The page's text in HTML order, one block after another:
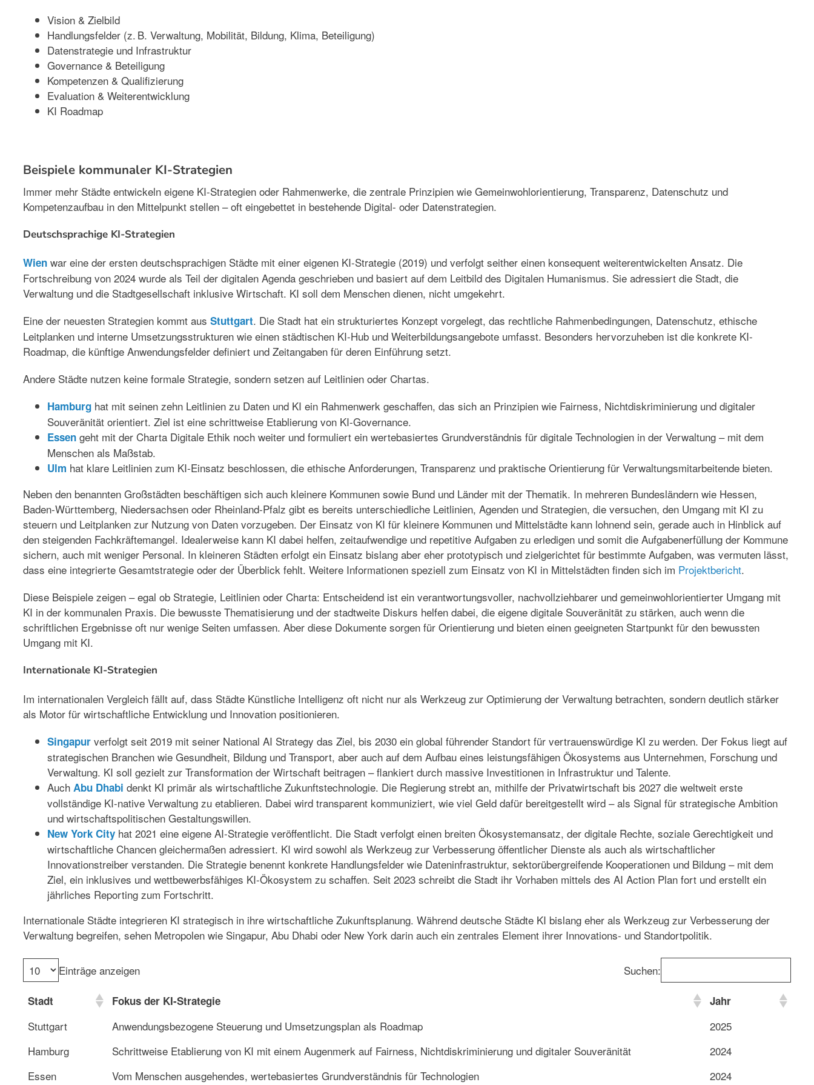
Vision & Zielbild
Handlungsfelder (z. B. Verwaltung, Mobilität, Bildung, Klima, Beteiligung)
Datenstrategie und Infrastruktur
Governance & Beteiligung
Kompetenzen & Qualifizierung
Evaluation & Weiterentwicklung
KI Roadmap
Beispiele kommunaler KI-Strategien
Immer mehr Städte entwickeln eigene KI-Strategien oder Rahmenwerke, die zentrale Prinzipien wie Gemeinwohlorientierung, Transparenz, Datenschutz und
Kompetenzaufbau in den Mittelpunkt stellen – oft eingebettet in bestehende Digital- oder Datenstrategien.
Deutschsprachige KI-Strategien
Wien war eine der ersten deutschsprachigen Städte mit einer eigenen KI-Strategie (2019) und verfolgt seither einen konsequent weiterentwickelten Ansatz. Die
Fortschreibung von 2024 wurde als Teil der digitalen Agenda geschrieben und basiert auf dem Leitbild des Digitalen Humanismus. Sie adressiert die Stadt, die
Verwaltung und die Stadtgesellschaft inklusive Wirtschaft. KI soll dem Menschen dienen, nicht umgekehrt.
Eine der neuesten Strategien kommt aus Stuttgart. Die Stadt hat ein strukturiertes Konzept vorgelegt, das rechtliche Rahmenbedingungen, Datenschutz, ethische
Leitplanken und interne Umsetzungsstrukturen wie einen städtischen KI-Hub und Weiterbildungsangebote umfasst. Besonders hervorzuheben ist die konkrete KI-
Roadmap, die künftige Anwendungsfelder definiert und Zeitangaben für deren Einführung setzt.
Andere Städte nutzen keine formale Strategie, sondern setzen auf Leitlinien oder Chartas.
Hamburg hat mit seinen zehn Leitlinien zu Daten und KI ein Rahmenwerk geschaffen, das sich an Prinzipien wie Fairness, Nichtdiskriminierung und digitaler
Souveränität orientiert. Ziel ist eine schrittweise Etablierung von KI-Governance.
Essen geht mit der Charta Digitale Ethik noch weiter und formuliert ein wertebasiertes Grundverständnis für digitale Technologien in der Verwaltung – mit dem
Menschen als Maßstab.
Ulm hat klare Leitlinien zum KI-Einsatz beschlossen, die ethische Anforderungen, Transparenz und praktische Orientierung für Verwaltungsmitarbeitende bieten.
Neben den benannten Großstädten beschäftigen sich auch kleinere Kommunen sowie Bund und Länder mit der Thematik. In mehreren Bundesländern wie Hessen,
Baden-Württemberg, Niedersachsen oder Rheinland-Pfalz gibt es bereits unterschiedliche Leitlinien, Agenden und Strategien, die versuchen, den Umgang mit KI zu
steuern und Leitplanken zur Nutzung von Daten vorzugeben. Der Einsatz von KI für kleinere Kommunen und Mittelstädte kann lohnend sein, gerade auch in Hinblick auf
den steigenden Fachkräftemangel. Idealerweise kann KI dabei helfen, zeitaufwendige und repetitive Aufgaben zu erledigen und somit die Aufgabenerfüllung der Kommune
sichern, auch mit weniger Personal. In kleineren Städten erfolgt ein Einsatz bislang aber eher prototypisch und zielgerichtet für bestimmte Aufgaben, was vermuten lässt,
dass eine integrierte Gesamtstrategie oder der Überblick fehlt. Weitere Informationen speziell zum Einsatz von KI in Mittelstädten finden sich im Projektbericht.
Diese Beispiele zeigen – egal ob Strategie, Leitlinien oder Charta: Entscheidend ist ein verantwortungsvoller, nachvollziehbarer und gemeinwohlorientierter Umgang mit
KI in der kommunalen Praxis. Die bewusste Thematisierung und der stadtweite Diskurs helfen dabei, die eigene digitale Souveränität zu stärken, auch wenn die
schriftlichen Ergebnisse oft nur wenige Seiten umfassen. Aber diese Dokumente sorgen für Orientierung und bieten einen geeigneten Startpunkt für den bewussten
Umgang mit KI.
Internationale KI-Strategien
Im internationalen Vergleich fällt auf, dass Städte Künstliche Intelligenz oft nicht nur als Werkzeug zur Optimierung der Verwaltung betrachten, sondern deutlich stärker
als Motor für wirtschaftliche Entwicklung und Innovation positionieren.
Singapur verfolgt seit 2019 mit seiner National AI Strategy das Ziel, bis 2030 ein global führender Standort für vertrauenswürdige KI zu werden. Der Fokus liegt auf
strategischen Branchen wie Gesundheit, Bildung und Transport, aber auch auf dem Aufbau eines leistungsfähigen Ökosystems aus Unternehmen, Forschung und
Verwaltung. KI soll gezielt zur Transformation der Wirtschaft beitragen – flankiert durch massive Investitionen in Infrastruktur und Talente.
Auch Abu Dhabi denkt KI primär als wirtschaftliche Zukunftstechnologie. Die Regierung strebt an, mithilfe der Privatwirtschaft bis 2027 die weltweit erste
vollständige KI-native Verwaltung zu etablieren. Dabei wird transparent kommuniziert, wie viel Geld dafür bereitgestellt wird – als Signal für strategische Ambition
und wirtschaftspolitischen Gestaltungswillen.
New York City hat 2021 eine eigene AI-Strategie veröffentlicht. Die Stadt verfolgt einen breiten Ökosystemansatz, der digitale Rechte, soziale Gerechtigkeit und
wirtschaftliche Chancen gleichermaßen adressiert. KI wird sowohl als Werkzeug zur Verbesserung öffentlicher Dienste als auch als wirtschaftlicher
Innovationstreiber verstanden. Die Strategie benennt konkrete Handlungsfelder wie Dateninfrastruktur, sektorübergreifende Kooperationen und Bildung – mit dem
Ziel, ein inklusives und wettbewerbsfähiges KI-Ökosystem zu schaffen. Seit 2023 schreibt die Stadt ihr Vorhaben mittels des AI Action Plan fort und erstellt ein
jährliches Reporting zum Fortschritt.
Internationale Städte integrieren KI strategisch in ihre wirtschaftliche Zukunftsplanung. Während deutsche Städte KI bislang eher als Werkzeug zur Verbesserung der
Verwaltung begreifen, sehen Metropolen wie Singapur, Abu Dhabi oder New York darin auch ein zentrales Element ihrer Innovations- und Standortpolitik.
Einträge anzeigen Suchen:
Stadt Fokus der KI-Strategie Jahr
Stuttgart Anwendungsbezogene Steuerung und Umsetzungsplan als Roadmap
2025
Hamburg
Schrittweise Etablierung von KI mit einem Augenmerk auf Fairness, Nichtdiskriminierung und digitaler Souveränität
2024
Essen
Vom Menschen ausgehendes, wertebasiertes Grundverständnis für Technologien 2024